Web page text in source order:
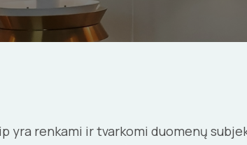
renkami ir tvarkomi duomenų